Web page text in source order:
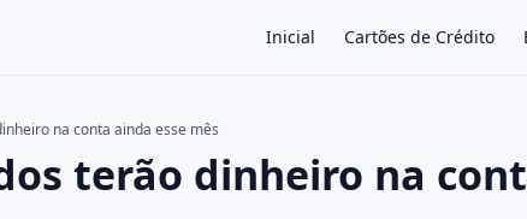
Inicial Cartões de Crédito
×
na conta ainda esse mês
terão dinheiro na